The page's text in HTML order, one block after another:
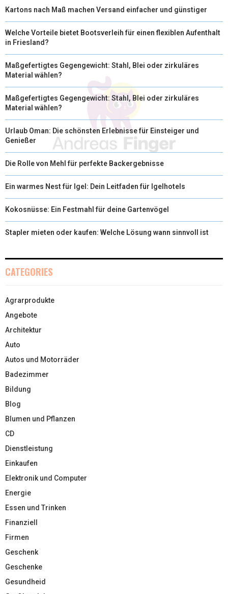
Kartons nach Maß machen Versand einfacher und günstiger
Welche Vorteile bietet Bootsverleih für einen flexiblen Aufenthalt
in Friesland?
Maßgefertigtes Gegengewicht: Stahl, Blei oder zirkuläres
Material wählen?
Maßgefertigtes Gegengewicht: Stahl, Blei oder zirkuläres
Material wählen?
Urlaub Oman: Die schönsten Erlebnisse für Einsteiger und
Genießer
Die Rolle von Mehl für perfekte Backergebnisse
Ein warmes Nest für Igel: Dein Leitfaden für Igelhotels
Kokosnüsse: Ein Festmahl für deine Gartenvögel
Stapler mieten oder kaufen: Welche Lösung wann sinnvoll ist
CATEGORIES
Agrarprodukte
Angebote
Architektur
Auto
Autos und Motorräder
Badezimmer
Bildung
Blog
Blumen und Pflanzen
CD
Dienstleistung
Einkaufen
Elektronik und Computer
Energie
Essen und Trinken
Finanziell
Firmen
Geschenk
Geschenke
Gesundheid